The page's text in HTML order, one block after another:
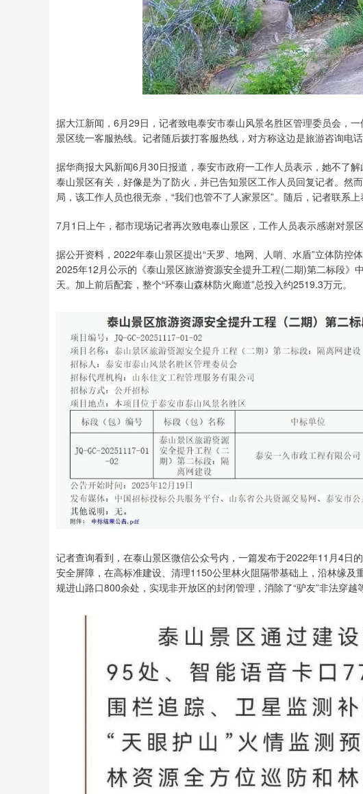
据大江新闻，6月29日，记者致电泰安市泰山风景名胜区管理委员会，
景区统一客服热线。记者随后拨打客服热线，对方称这边是旅游咨询电话
据华商报大风新闻6月30日报道，泰安市政府一工作人员表示，她不了
泰山景区有关，好像是为了防火，并已告知景区工作人员回复记者。然
局，该工作人员也很无奈，“我们也管不了人家景区”。随后，记者联系
7月1日上午，都市现场记者再次致电泰山景区，工作人员表示感谢对景
据公开资料，2022年泰山景区提出“天罗、地网、人哨、水盾”立体防控
2025年12月公示的《泰山景区旅游资源安全提升工程(二期)第二标段》
天。加上前后配套，整个“环泰山森林防火廊道”总投入约2519.3万元。
记者查询看到，在泰山景区微信公众号内，一篇发布于2022年11月4日
安全屏障，在高标准建设、清理1150公里林火阻隔带基础上，沿林缘
规进山路口800余处，实现非开放区的封闭管理，消除了“驴友”非法穿越